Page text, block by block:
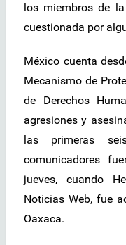
los miembros de
cuestionada por
México cuenta
Mecanismo de
de Derechos
agresiones y
las primeras
comunicadores
jueves, cuando
Noticias Web, fue
Oaxaca.